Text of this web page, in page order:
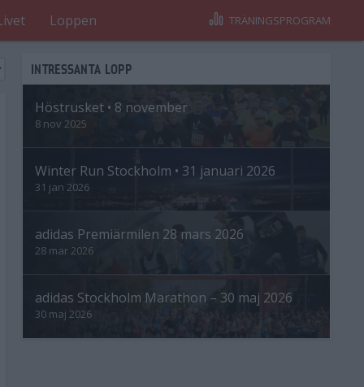
Loppen TRÄNINGSPROGRAM
INTRESSANTA LOPP
Höstrusket • 8 november
8 nov 2025
Winter Run Stockholm • 31 januari 2026
31 jan 2026
adidas Premiärmilen 28 mars 2026
28 mar 2026
adidas Stockholm Marathon – 30 maj 2026
30 maj 2026